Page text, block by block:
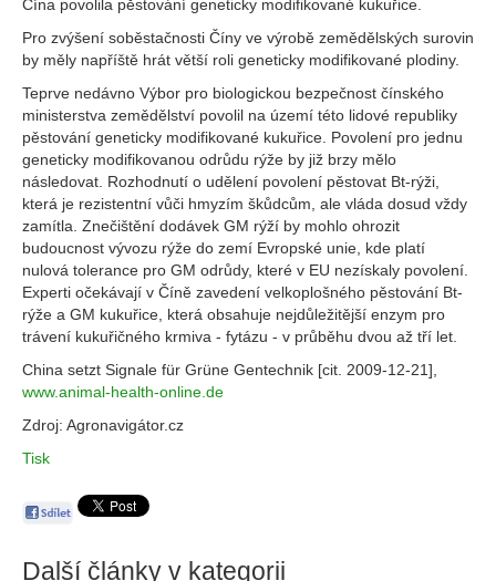
Čína povolila pěstování geneticky modifikované kukuřice.
Pro zvýšení soběstačnosti Číny ve výrobě zemědělských surovin
by měly napříště hrát větší roli geneticky modifikované plodiny.
Teprve nedávno Výbor pro biologickou bezpečnost čínského
ministerstva zemědělství povolil na území této lidové republiky
pěstování geneticky modifikované kukuřice. Povolení pro jednu
geneticky modifikovanou odrůdu rýže by již brzy mělo
následovat. Rozhodnutí o udělení povolení pěstovat Bt-rýži,
která je rezistentní vůči hmyzím škůdcům, ale vláda dosud vždy
zamítla. Znečištění dodávek GM rýží by mohlo ohrozit
budoucnost vývozu rýže do zemí Evropské unie, kde platí
nulová tolerance pro GM odrůdy, které v EU nezískaly povolení.
Experti očekávají v Číně zavedení velkoplošného pěstování Bt-
rýže a GM kukuřice, která obsahuje nejdůležitější enzym pro
trávení kukuřičného krmiva - fytázu - v průběhu dvou až tří let.
China setzt Signale für Grüne Gentechnik [cit. 2009-12-21],
www.animal-health-online.de
Zdroj: Agronavigátor.cz
Tisk
Další články v kategorii